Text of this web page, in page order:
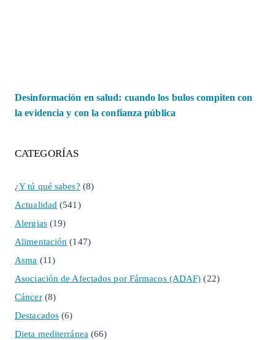
Desinformación en salud: cuando los bulos compiten con
la evidencia y con la confianza pública
CATEGORÍAS
¿Y tú qué sabes? (8)
Actualidad (541)
Alergias(19)
Alimentación (147)
Asma (11)
Asociación de Afectados por Fármacos (ADAF) (22)
Cáncer(8)
Destacados (6)
Dieta mediterránea(66)